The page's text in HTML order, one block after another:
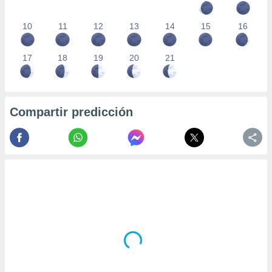
10 11 12 13 14 15 16
17 18 19 20 21
Compartir predicción